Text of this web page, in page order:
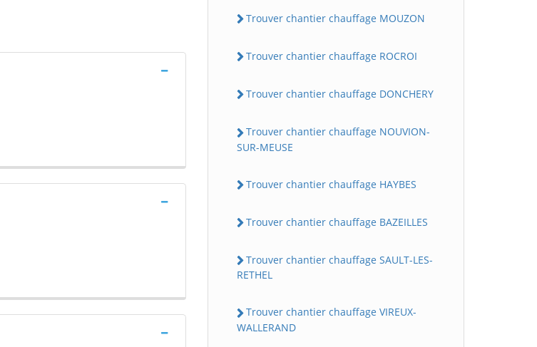
Trouver chantier chauffage MOUZON
Trouver chantier chauffage ROCROI
Trouver chantier chauffage DONCHERY
Trouver chantier chauffage NOUVION-
SUR-MEUSE
Trouver chantier chauffage HAYBES
Trouver chantier chauffage BAZEILLES
Trouver chantier chauffage SAULT-LES-
RETHEL
Trouver chantier chauffage VIREUX-
WALLERAND